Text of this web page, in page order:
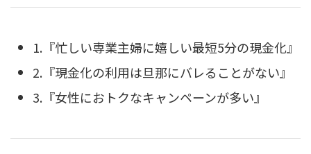
1.『忙しい専業主婦に嬉しい最短5分の現金化』
2.『現金化の利用は旦那にバレることがない』
3.『女性におトクなキャンペーンが多い』